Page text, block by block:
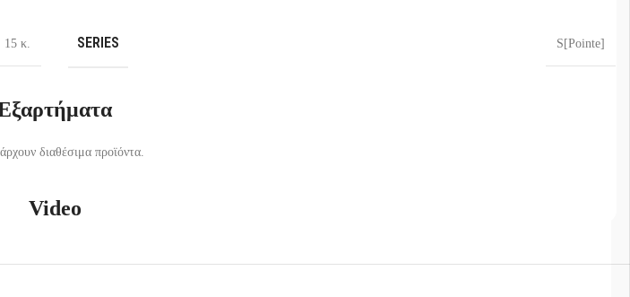
15 κ. SERIES S[Pointe]
διαθέσιμα προϊόντα.
Video